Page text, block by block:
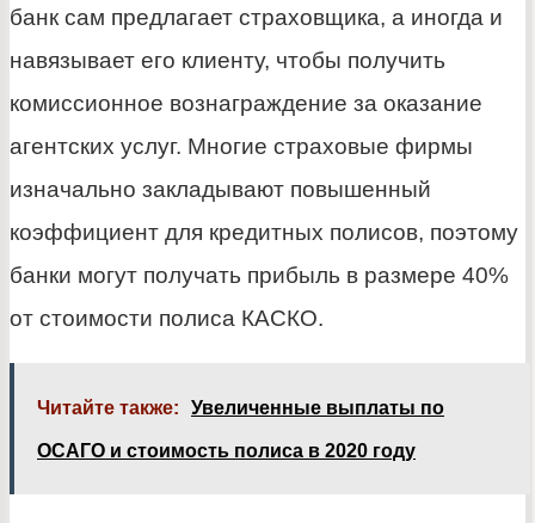
банк сам предлагает страховщика, а иногда и
навязывает его клиенту, чтобы получить
комиссионное вознаграждение за оказание
агентских услуг. Многие страховые фирмы
изначально закладывают повышенный
коэффициент для кредитных полисов, поэтому
банки могут получать прибыль в размере 40%
от стоимости полиса КАСКО.
Читайте также: Увеличенные выплаты по
ОСАГО и стоимость полиса в 2020 году